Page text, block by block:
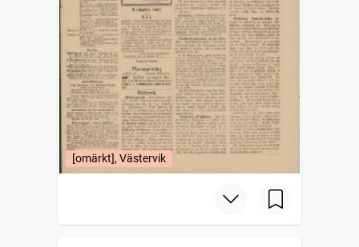
[omärkt], Västervik